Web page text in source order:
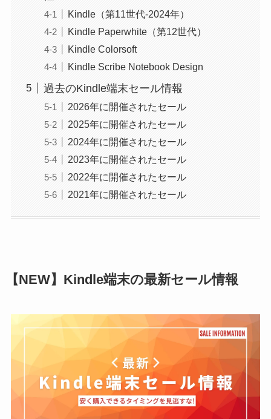
Kindle（第11世代-2024年）
Kindle Paperwhite（第12世代）
Kindle Colorsoft
Kindle Scribe Notebook Design
過去のKindle端末セール情報
2026年に開催されたセール
2025年に開催されたセール
2024年に開催されたセール
2023年に開催されたセール
2022年に開催されたセール
2021年に開催されたセール
【NEW】Kindle端末の最新セール情報